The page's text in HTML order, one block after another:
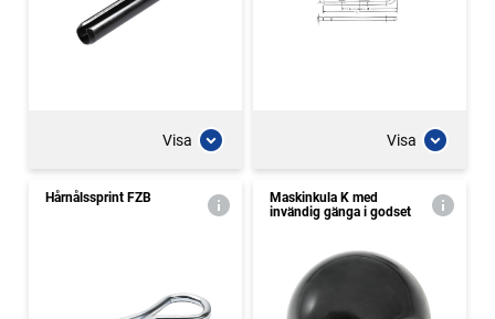
Visa Visa
Hårnålssprint FZB
Maskinkula K med
invändig gänga i godset